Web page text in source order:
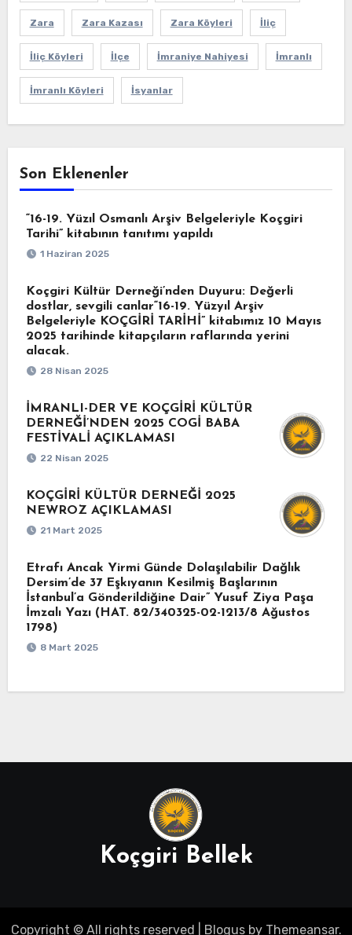
Zara Zara Kazası Zara Köyleri İliç
İliç Köyleri İlçe İmraniye Nahiyesi İmranlı
İmranlı Köyleri İsyanlar
Son Eklenenler
“16-19. Yüzıl Osmanlı Arşiv Belgeleriyle Koçgiri
Tarihi” kitabının tanıtımı yapıldı
1 Haziran 2025
Koçgiri Kültür Derneği’nden Duyuru: Değerli
dostlar, sevgili canlar“16-19. Yüzyıl Arşiv
Belgeleriyle KOÇGİRİ TARİHİ” kitabımız 10 Mayıs
2025 tarihinde kitapçıların raflarında yerini
alacak.
28 Nisan 2025
İMRANLI-DER VE KOÇGİRİ KÜLTÜR
DERNEĞİ’NDEN 2025 COGİ BABA
FESTİVALİ AÇIKLAMASI
22 Nisan 2025
KOÇGİRİ KÜLTÜR DERNEĞİ 2025
NEWROZ AÇIKLAMASI
21 Mart 2025
Etrafı Ancak Yirmi Günde Dolaşılabilir Dağlık
Dersim’de 37 Eşkıyanın Kesilmiş Başlarının
İstanbul’a Gönderildiğine Dair” Yusuf Ziya Paşa
İmzalı Yazı (HAT. 82/340325-02-1213/8 Ağustos
1798)
8 Mart 2025
Koçgiri Bellek
Copyright © All rights reserved Blogusby Themeansar.